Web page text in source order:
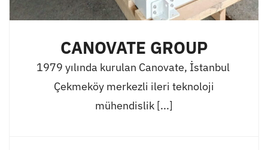
CANOVATE GROUP
1979 yılında kurulan Canovate, İstanbul
Çekmeköy merkezli ileri teknoloji
mühendislik [...]